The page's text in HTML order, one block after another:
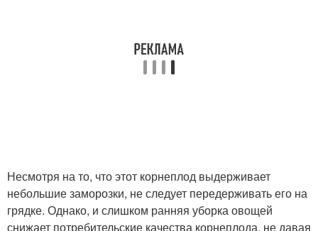
Несмотря на то, что этот корнеплод выдерживает
небольшие заморозки, не следует передерживать его на
грядке. Однако, и слишком ранняя уборка овощей
снижает потребительские качества корнеплода, не давая